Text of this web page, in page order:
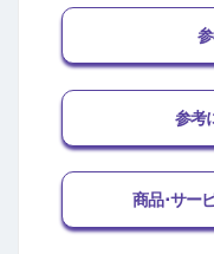
参考
商品･サー